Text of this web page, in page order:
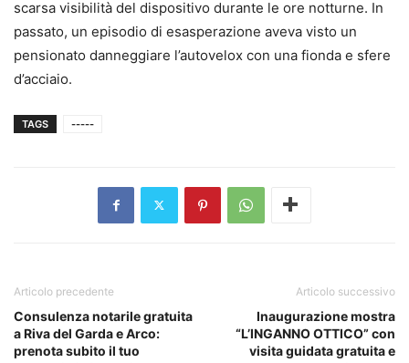
scarsa visibilità del dispositivo durante le ore notturne. In
passato, un episodio di esasperazione aveva visto un
pensionato danneggiare l’autovelox con una fionda e sfere
d’acciaio.
TAGS -----
Articolo precedente
Consulenza notarile gratuita
a Riva del Garda e Arco:
prenota subito il tuo
Articolo successivo
Inaugurazione mostra
“L’INGANNO OTTICO” con
visita guidata gratuita e